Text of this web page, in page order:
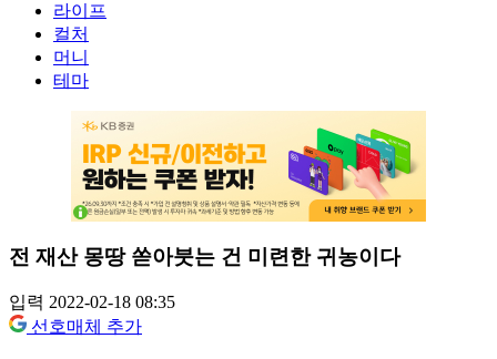
라이프
컬처
머니
테마
전 재산 몽땅 쏟아붓는 건 미련한 귀농이다
입력 2022-02-18 08:35
선호매체 추가